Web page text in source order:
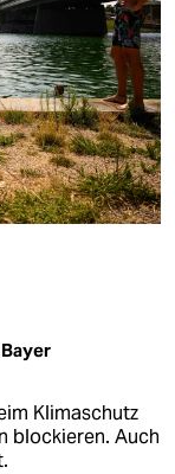
Klimaschutz
blockieren. Auch